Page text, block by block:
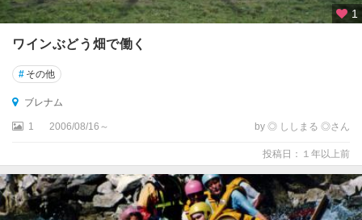
周
辺
マ
カ
ウ
ラ
1
ワインぶどう畑で働く
# その他
ブレナム
1 2006/08/16～ by ◎ ししまる ◎さん
投稿日：１年以上前